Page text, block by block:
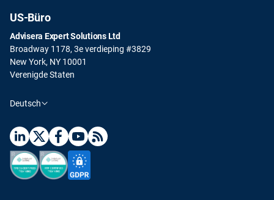
US-Büro
Advisera Expert Solutions Ltd
Broadway 1178, 3e verdieping #3829
New York, NY 10001
Verenigde Staten
Deutsch